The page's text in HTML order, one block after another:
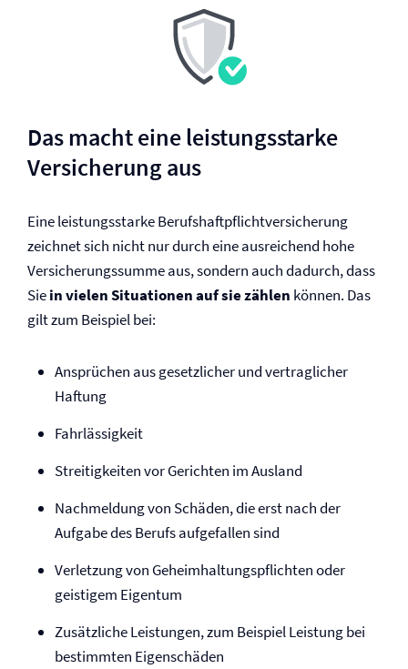
Das macht eine leistungsstarke
Versicherung aus
Eine leistungsstarke Berufs­haftpflicht­versicherung
zeichnet sich nicht nur durch eine ausreichend hohe
Versicherungssumme aus, sondern auch dadurch, dass
Siein vielen Situationen auf sie zählen können. Das
gilt zum Beispiel bei:
Ansprüchen aus gesetzlicher und vertraglicher
Haftung
Fahrlässigkeit
Streitigkeiten vor Gerichten im Ausland
Nachmeldung von Schäden, die erst nach der
Aufgabe des Berufs aufgefallen sind
Verletzung von Geheimhaltungs­pflichten oder
geistigem Eigentum
Zusätzliche Leistungen, zum Beispiel Leistung bei
bestimmten Eigenschäden